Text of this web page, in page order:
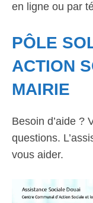
en ligne ou par
PÔLE
ACTION
MAIRIE
Besoin d’aide ?
questions.
vous aider.